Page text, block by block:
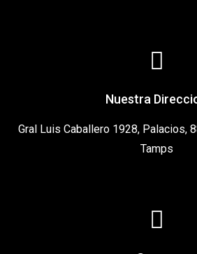
Nuestra
Gral Luis Caballero 1928, Palacios,
Tamps